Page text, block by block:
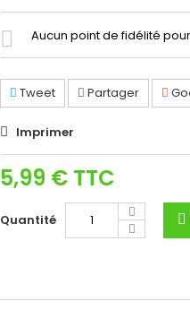
Aucun point de fidélité
Tweet Partager
Imprimer
5,99 € TTC
Quantité